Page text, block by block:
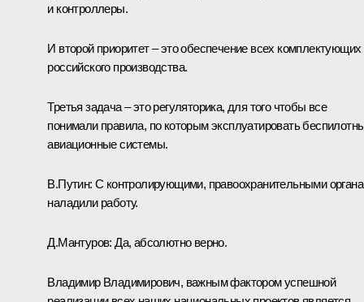
и контроллеры.
И второй приоритет – это обеспечение всех комплектующих
российского производства.
Третья задача – это регуляторика, для того чтобы все
понимали правила, по которым эксплуатировать
авиационные системы.
В.Путин: С контролирующими, правоохранительными
наладили работу.
Д.Мантуров: Да, абсолютно верно.
Владимир Владимирович, важным фактором успешной